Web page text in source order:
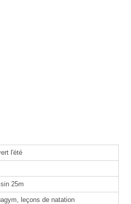
l'été
25m
leçons de natation